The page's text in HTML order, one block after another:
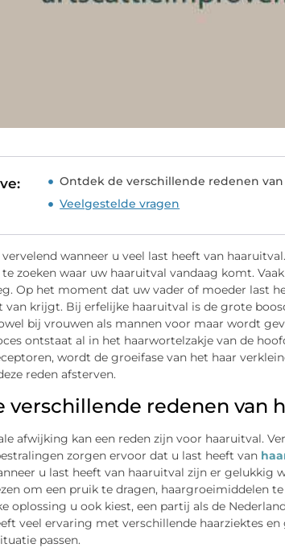
Ontdek de verschillende redenen van
Veelgestelde vragen
wanneer u veel last heeft van
zoeken waar uw haaruitval vandaag komt.
Op het moment dat uw vader of moeder last
van krijgt. Bij erfelijke haaruitval is de grote
bij vrouwen als mannen voor maar wordt
ontstaat al in het haarwortelzakje van de
wordt de groeifase van het haar
reden afsterven.
verschillende redenen van
afwijking kan een reden zijn voor haaruitval.
zorgen ervoor dat u last heeft van
u last heeft van haaruitval zijn er gelukkig
om een pruik te dragen, haargroeimiddelen
oplossing u ook kiest, een partij als de
veel ervaring met verschillende haarziektes
passen.